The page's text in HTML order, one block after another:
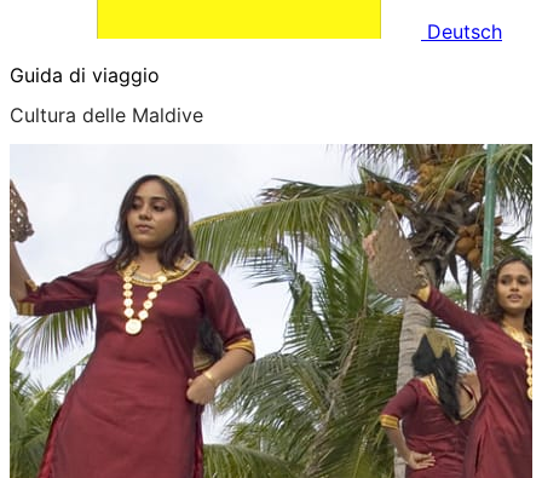
Deutsch
Guida di viaggio
Cultura delle Maldive